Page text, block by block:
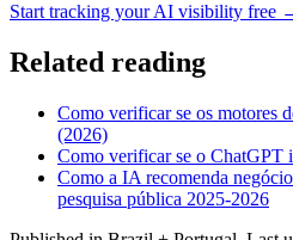
Start tracking your AI visibility free
Related reading
Como verificar se os motores
(2026)
Como verificar se o ChatGPT
Como a IA recomenda
pesquisa pública 2025-2026